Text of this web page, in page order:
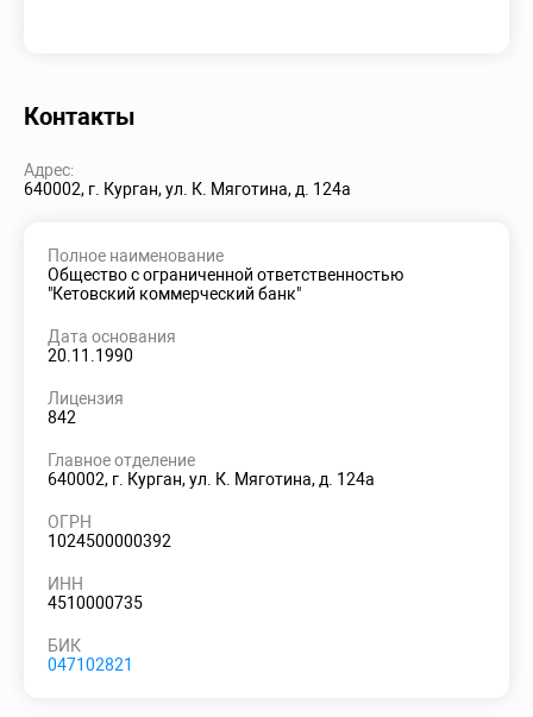
Контакты
Адрес:
640002, г. Курган, ул. К. Мяготина, д. 124а
Полное наименование
Общество с ограниченной ответственностью
"Кетовский коммерческий банк"
Дата основания
20.11.1990
Лицензия
842
Главное отделение
640002, г. Курган, ул. К. Мяготина, д. 124а
ОГРН
1024500000392
ИНН
4510000735
БИК
047102821